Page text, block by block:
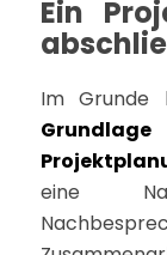
Ein
Im Grunde
eine